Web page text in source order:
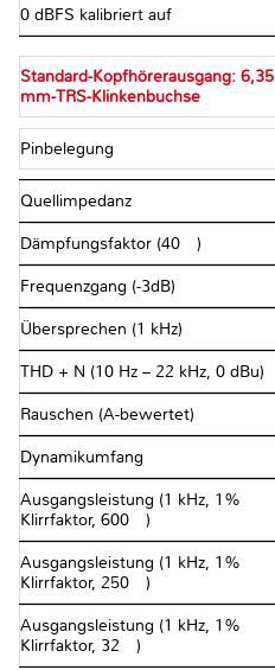
0 dBFS kalibriert auf
Standard-Kopfhörerausgang: 6,35
mm-TRS-Klinkenbuchse
Pinbelegung
Quellimpedanz
Dämpfungsfaktor (40 Ω)
Frequenzgang (-3dB)
Übersprechen (1 kHz)
THD + N (10 Hz – 22 kHz, 0 dBu)
Rauschen (A-bewertet)
Dynamikumfang
Ausgangsleistung (1 kHz, 1%
Klirrfaktor, 600 Ω)
Ausgangsleistung (1 kHz, 1%
Klirrfaktor, 250 Ω)
Ausgangsleistung (1 kHz, 1%
Klirrfaktor, 32 Ω)